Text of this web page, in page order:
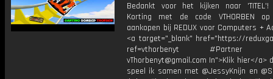
Bedankt voor het kijken naar
Korting met de code VTHORBEN
aankopen bij REDUX voor Computers +
<a target="_blank" href="https://
ref=vthorbenyt #Partner
vThorbenyt@gmail.com In">Klik hier</a>
speel ik samen met @JessyKnijn en